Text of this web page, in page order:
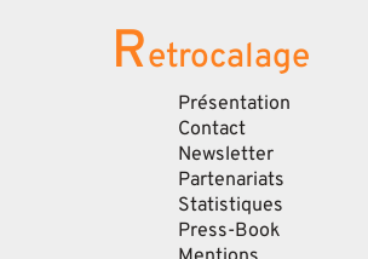
Retrocalage
Présentation
Contact
Newsletter
Partenariats
Statistiques
Press-Book